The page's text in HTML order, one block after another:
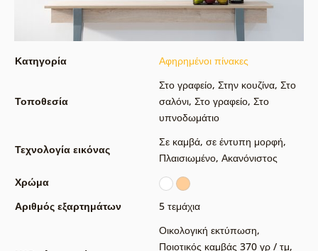
Κατηγορία Αφηρημένοι πίνακες
Τοποθεσία
Στο γραφείο, Στην κουζίνα, Στο
σαλόνι, Στο γραφείο, Στο
υπνοδωμάτιο
Τεχνολογία εικόνας
Σε καμβά, σε έντυπη μορφή,
Πλαισιωμένο, Ακανόνιστος
Χρώμα
Αριθμός εξαρτημάτων
5 τεμάχια
Οικολογική εκτύπωση,
Ποιοτικός καμβάς 370 γρ / τμ,